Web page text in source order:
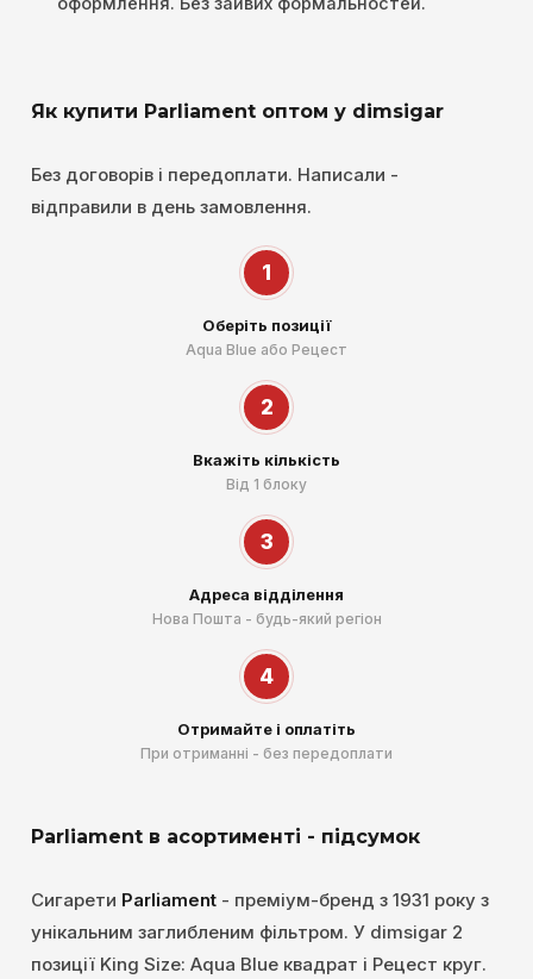
Як купити Parliament оптом у dimsigar
Без договорів і передоплати. Написали -
відправили в день замовлення.
1
Оберіть позиції
Aqua Blue або Рецест
2
Вкажіть кількість
Від 1 блоку
3
Адреса відділення
Нова Пошта - будь-який регіон
4
Отримайте і оплатіть
При отриманні - без передоплати
Parliament в асортименті - підсумок
Сигарети Parliament - преміум-бренд з 1931 року з
унікальним заглибленим фільтром. У dimsigar 2
позиції King Size: Aqua Blue квадрат і Рецест круг.